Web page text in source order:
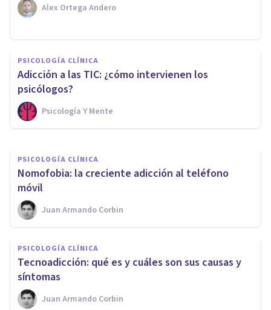
Alex Ortega Andero
PSICOLOGÍA CLÍNICA
Adicción a las TIC: ¿cómo intervienen los
psicólogos?
Psicología Y Mente
Alerta con los selfies: pueden
ser síntoma de algún trastorno
mental
Arturo Torres
PSICOLOGÍA CLÍNICA
​Nomofobia: la creciente adicción al teléfono
móvil
Juan Armando Corbin
PSICOLOGÍA CLÍNICA
Tecnoadicción: qué es y cuáles son sus causas y
síntomas
Juan Armando Corbin